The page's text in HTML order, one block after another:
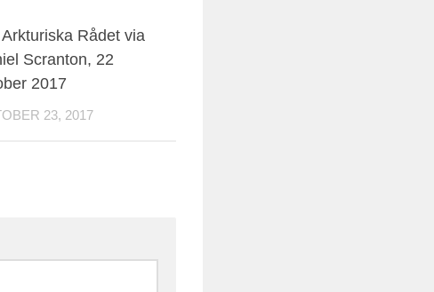
Rådet via
Scranton, 22
2017
23, 2017